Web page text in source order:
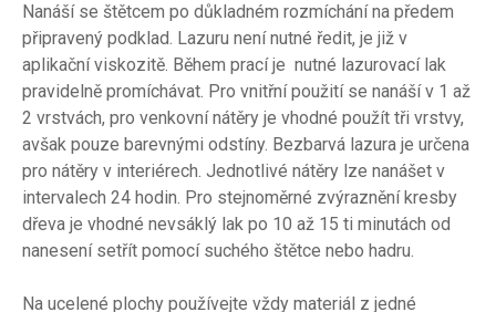
Nanáší se štětcem po důkladném rozmíchání na předem
připravený podklad. Lazuru není nutné ředit, je již v
aplikační viskozitě. Během prací je nutné lazurovací lak
pravidelně promíchávat. Pro vnitřní použití se nanáší v 1 až
2 vrstvách, pro venkovní nátěry je vhodné použít tři vrstvy,
avšak pouze barevnými odstíny. Bezbarvá lazura je určena
pro nátěry v interiérech. Jednotlivé nátěry lze nanášet v
intervalech 24 hodin. Pro stejnoměrné zvýraznění kresby
dřeva je vhodné nevsáklý lak po 10 až 15 ti minutách od
nanesení setřít pomocí suchého štětce nebo hadru.
Na ucelené plochy používejte vždy materiál z jedné